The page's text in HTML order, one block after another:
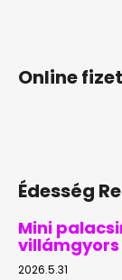
Online
Édesség
Mini
2026.5.31